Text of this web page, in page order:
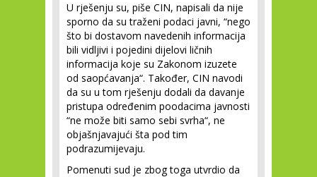
U rješenju su, piše CIN, napisali da nije
sporno da su traženi podaci javni, “nego
što bi dostavom navedenih informacija
bili vidljivi i pojedini dijelovi ličnih
informacija koje su Zakonom izuzete
od saopćavanja“. Također, CIN navodi
da su u tom rješenju dodali da davanje
pristupa određenim poodacima javnosti
“ne može biti samo sebi svrha“, ne
objašnjavajući šta pod tim
podrazumijevaju.
Pomenuti sud je zbog toga utvrdio da